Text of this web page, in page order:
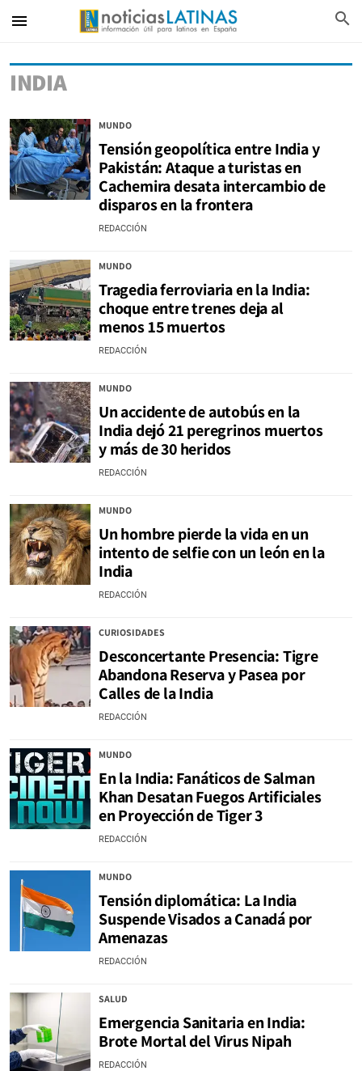
menu search
INDIA
MUNDO
Tensión geopolítica entre India y
Pakistán: Ataque a turistas en
Cachemira desata intercambio de
disparos en la frontera
REDACCIÓN
MUNDO
Tragedia ferroviaria en la India:
choque entre trenes deja al
menos 15 muertos
REDACCIÓN
MUNDO
Un accidente de autobús en la
India dejó 21 peregrinos muertos
y más de 30 heridos
REDACCIÓN
MUNDO
Un hombre pierde la vida en un
intento de selfie con un león en la
India
REDACCIÓN
CURIOSIDADES
Desconcertante Presencia: Tigre
Abandona Reserva y Pasea por
Calles de la India
REDACCIÓN
MUNDO
En la India: Fanáticos de Salman
Khan Desatan Fuegos Artificiales
en Proyección de Tiger 3
REDACCIÓN
MUNDO
Tensión diplomática: La India
Suspende Visados a Canadá por
Amenazas
REDACCIÓN
SALUD
Emergencia Sanitaria en India:
Brote Mortal del Virus Nipah
REDACCIÓN